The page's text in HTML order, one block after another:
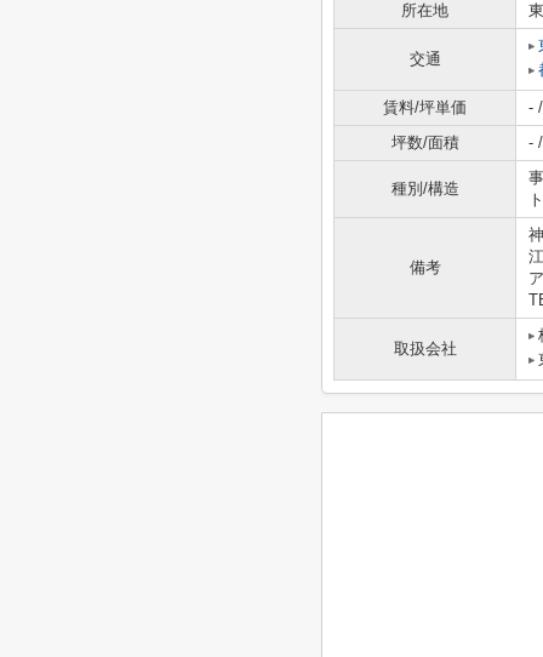
所在地
交通
賃料/坪単価
-
坪数/面積
-
種別/構造
ト
備考
取扱会社